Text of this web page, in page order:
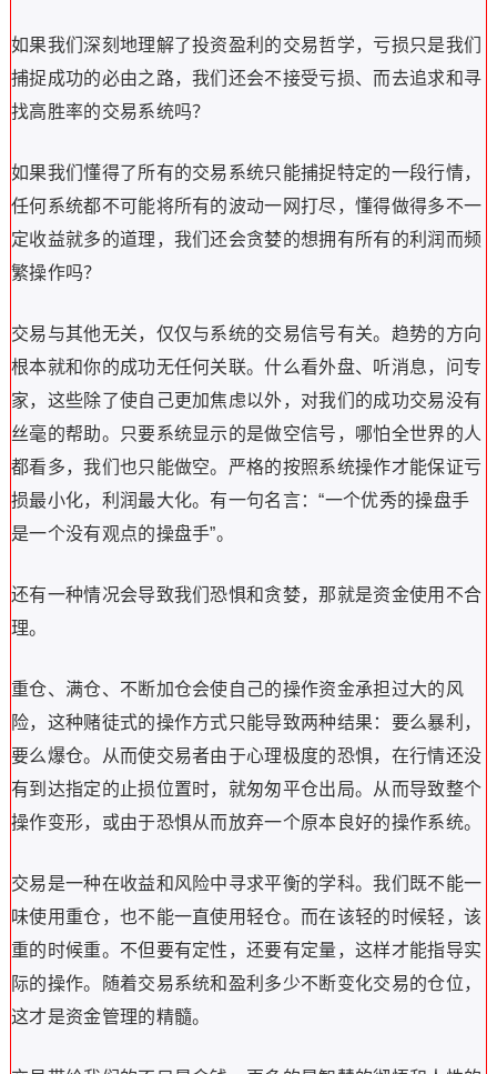
如果我们深刻地理解了投资盈利的交易哲学，亏损只是我们
捕捉成功的必由之路，我们还会不接受亏损、而去追求和寻
找高胜率的交易系统吗？
如果我们懂得了所有的交易系统只能捕捉特定的一段行情，
任何系统都不可能将所有的波动一网打尽，懂得做得多不一
定收益就多的道理，我们还会贪婪的想拥有所有的利润而频
繁操作吗？
交易与其他无关，仅仅与系统的交易信号有关。趋势的方向
根本就和你的成功无任何关联。什么看外盘、听消息，问专
家，这些除了使自己更加焦虑以外，对我们的成功交易没有
丝毫的帮助。只要系统显示的是做空信号，哪怕全世界的人
都看多，我们也只能做空。严格的按照系统操作才能保证亏
损最小化，利润最大化。有一句名言：“一个优秀的操盘手
是一个没有观点的操盘手”。
还有一种情况会导致我们恐惧和贪婪，那就是资金使用不合
理。
重仓、满仓、不断加仓会使自己的操作资金承担过大的风
险，这种赌徒式的操作方式只能导致两种结果：要么暴利，
要么爆仓。从而使交易者由于心理极度的恐惧，在行情还没
有到达指定的止损位置时，就匆匆平仓出局。从而导致整个
操作变形，或由于恐惧从而放弃一个原本良好的操作系统。
交易是一种在收益和风险中寻求平衡的学科。我们既不能一
味使用重仓，也不能一直使用轻仓。而在该轻的时候轻，该
重的时候重。不但要有定性，还要有定量，这样才能指导实
际的操作。随着交易系统和盈利多少不断变化交易的仓位，
这才是资金管理的精髓。